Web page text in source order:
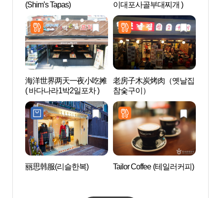
(Shim’s Tapas)
이대포사골부대찌개 )
海洋世界两天一夜小吃摊
( 바다나라1박2일포차 )
老房子木炭烤肉（옛날집
참숯구이）
丽思韩服(리슬한복) Tailor Coffee (테일러커피)